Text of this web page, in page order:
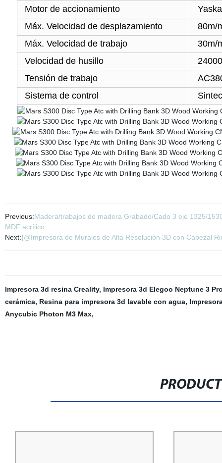
Motor de accionamiento
Máx. Velocidad de desplazamiento
80m/
Máx. Velocidad de trabajo
30m/
Velocidad de husillo
Tensión de trabajo
Sistema de control
Sintec
Previous:Madera/trabajos de madera Grabado/Cado 3 eje 1325/
MDF acrílico
Next:{@Impresora de Murales de Alta Resolución 3D con Cabezal
Impresora 3d resina Creality, Impresora 3d Elegoo Neptune 3
cerámica, Resina para impresora 3d lavable con agua,
Anycubic Photon M3 Max,